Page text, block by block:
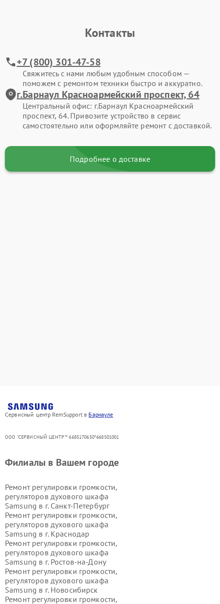
Контакты
+7 (800) 301-47-58
Свяжитесь с нами любым удобным способом —
поможем с ремонтом техники быстро и аккуратно.
г.Барнаул Красноармейский проспект, 64
Центральный офис: г.Барнаул Красноармейский
проспект, 64. Привозите устройство в сервис
самостоятельно или оформляйте ремонт с доставкой.
Подробнее о доставке
Сервисный центр RemSupport в Барнауле
ООО "СЕРВИСНЫЙ ЦЕНТР"* 6685170650*668501001
Филиалы в Вашем городе
Ремонт регулировки громкости,
регуляторов духового шкафа
Samsung в г. Санкт-Петербург
Ремонт регулировки громкости,
регуляторов духового шкафа
Samsung в г. Краснодар
Ремонт регулировки громкости,
регуляторов духового шкафа
Samsung в г. Ростов-на-Дону
Ремонт регулировки громкости,
регуляторов духового шкафа
Samsung в г. Новосибирск
Ремонт регулировки громкости,